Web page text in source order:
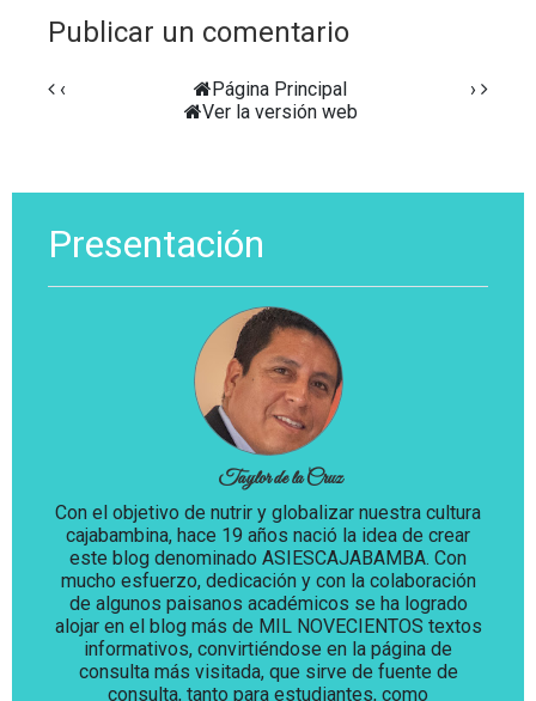
Publicar un comentario
‹ ›
Página Principal
Ver la versión web
Presentación
Taylor de la Cruz
Con el objetivo de nutrir y globalizar nuestra cultura
cajabambina, hace 19 años nació la idea de crear
este blog denominado ASIESCAJABAMBA. Con
mucho esfuerzo, dedicación y con la colaboración
de algunos paisanos académicos se ha logrado
alojar en el blog más de MIL NOVECIENTOS textos
informativos, convirtiéndose en la página de
consulta más visitada, que sirve de fuente de
consulta, tanto para estudiantes, como